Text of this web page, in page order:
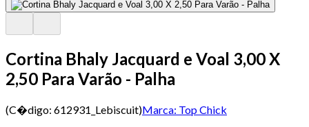
Cortina Bhaly Jacquard e Voal 3,00 X
2,50 Para Varão - Palha
(C�digo: 612931_Lebiscuit)Marca: Top Chick